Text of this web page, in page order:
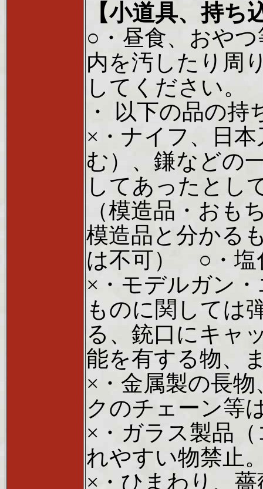
【小道具、持
○・昼食、おや
内を汚したり周
してください。
・ 以下の品の
×・ナイフ、日
む）、鎌などの
してあったとし
（模造品・おも
模造品と分かる
は不可） ○・塩
×・モデルガン
ものに関しては
る、銃口にキャ
能を有する物、
×・金属製の長
クのチェーン等
×・ガラス製品
れやすい物禁止
×・ひまわり、